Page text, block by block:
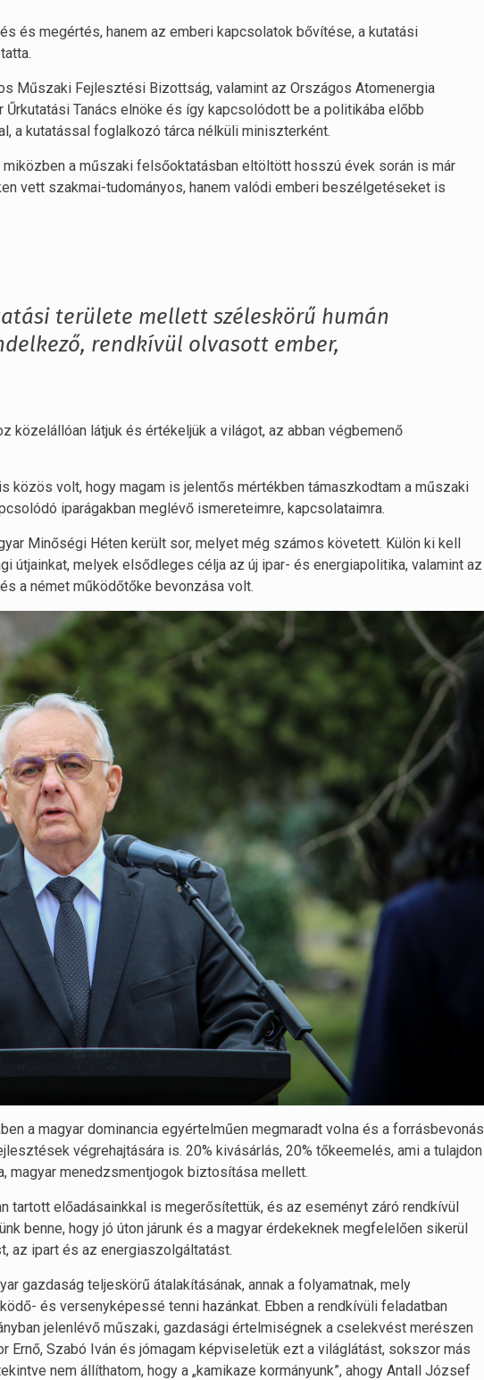
és megértés, hanem az emberi kapcsolatok bővítése, a kutatási
Műszaki Fejlesztési Bizottság, valamint az Országos Atomenergia
Tanács elnöke és így kapcsolódott be a politikába előbb
a kutatással foglalkozó tárca nélküli miniszterként.
a műszaki felsőoktatásban eltöltött hosszú évek során is már
vett szakmai-tudományos, hanem valódi emberi beszélgetéseket is
területe mellett széleskörű humán
rendkívül olvasott ember,
közelállóan látjuk és értékeljük a világot, az abban végbemenő
közös volt, hogy magam is jelentős mértékben támaszkodtam a műszaki
iparágakban meglévő ismereteimre, kapcsolataimra.
Minőségi Héten került sor, melyet még számos követett. Külön ki kell
útjainkat, melyek elsődleges célja az új ipar- és energiapolitika, valamint az
a német működőtőke bevonzása volt.
a magyar dominancia egyértelműen megmaradt volna és a forrásbevonás
végrehajtására is. 20% kivásárlás, 20% tőkeemelés, ami a tulajdon
magyar menedzsmentjogok biztosítása mellett.
tartott előadásainkkal is megerősítettük, és az eseményt záró rendkívül
benne, hogy jó úton járunk és a magyar érdekeknek megfelelően sikerül
az ipart és az energiaszolgáltatást.
gazdaság teljeskörű átalakításának, annak a folyamatnak, mely
és versenyképessé tenni hazánkat. Ebben a rendkívüli feladatban
jelenlévő műszaki, gazdasági értelmiségnek a cselekvést merészen
Ernő, Szabó Iván és jómagam képviseletük ezt a világlátást, sokszor más
nem állíthatom, hogy a „kamikaze kormányunk”, ahogy Antall József